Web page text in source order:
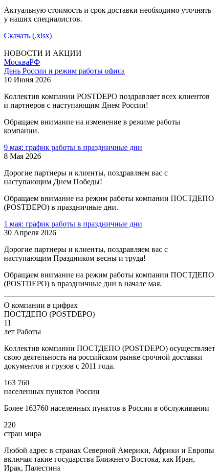
Актуальную стоимость и срок доставки необходимо уточнять
у наших специалистов.
Скачать (.xlsx)
НОВОСТИ И АКЦИИ
МоскваРФ
День России и режим работы офиса
10 Июня 2026
Коллектив компании POSTDEPO поздравляет всех клиентов
и партнеров с наступающим Днем России!
Обращаем внимание на изменение в режиме работы
компании.
9 мая: график работы в праздничные дни
8 Мая 2026
Дорогие партнеры и клиенты, поздравляем вас с
наступающим Днем Победы!
Обращаем внимание на режим работы компании ПОСТДЕПО
(POSTDEPO) в праздничные дни.
1 мая: график работы в праздничные дни
30 Апреля 2026
Дорогие партнеры и клиенты, поздравляем вас с
наступающим Праздником весны и труда!
Обращаем внимание на режим работы компании ПОСТДЕПО
(POSTDEPO) в праздничные дни в начале мая.
О компании в цифрах
ПОСТДЕПО (POSTDEPO)
11
лет Работы
Коллектив компании ПОСТДЕПО (POSTDEPO) осуществляет
свою деятельность на российском рынке срочной доставки
документов и грузов с 2011 года.
163 760
населенных пунктов России
Более 163760 населенных пунктов в России в обслуживании
220
стран мира
Любой адрес в странах Северной Америки, Африки и Европы
включая такие государства Ближнего Востока, как Иран,
Ирак, Палестина